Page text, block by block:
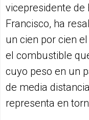
vicepresidente de
Francisco, ha
un cien por cien
el combustible
cuyo peso en un
de media
representa en